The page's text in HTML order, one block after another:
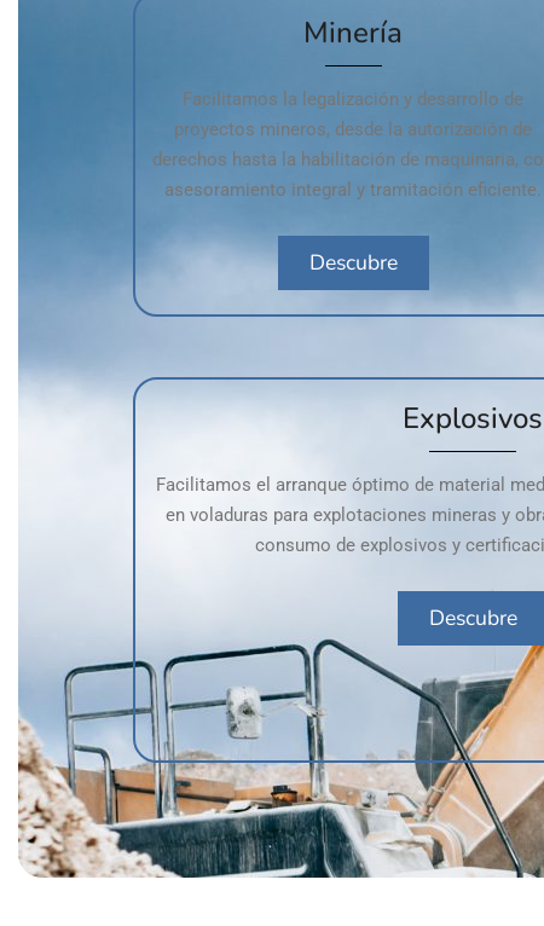
Minería
Facilitamos la legalización y desarrollo de
proyectos mineros, desde la autorización de
derechos hasta la habilitación de maquinaria,
asesoramiento integral y tramitación eficiente.
Descubre
Explosivos
Facilitamos el arranque óptimo de material
en voladuras para explotaciones mineras y
consumo de explosivos y
Descubre